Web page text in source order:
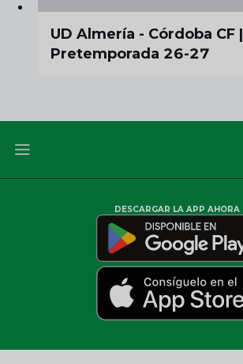
UD Almería - Córdoba CF |
Pretemporada 26-27
DESCARGAR LA APP AHORA